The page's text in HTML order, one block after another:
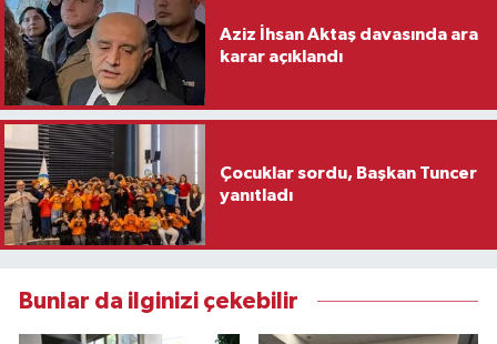
Aziz İhsan Aktaş davasında ara
karar açıklandı
Çocuklar sordu, Başkan Tuncer
yanıtladı
Bunlar da ilginizi çekebilir